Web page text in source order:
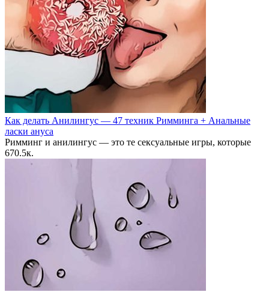
Как делать Анилингус — 47 техник Римминга + Анальные
ласки ануса
Римминг и анилингус — это те сексуальные игры, которые
670.5к.